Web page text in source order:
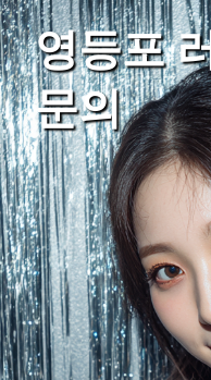
영등포
문의